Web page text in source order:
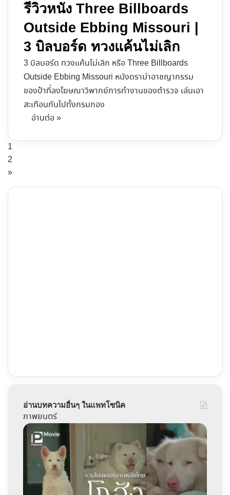
รีวิวหนัง Three Billboards
Outside Ebbing Missouri |
3 บิลบอร์ด ทวงแค้นไม่เลิก
3 บิลบอร์ด ทวงแค้นไม่เลิก หรือ Three Billboards
Outside Ebbing Missouri หนังดราม่าอาชญากรรม
ของป้าที่ลงโฆษณาวิพากย์การทำงานของตำรวจ เล่นเอา
สะเทือนกันไปทั้งกรมกอง
อ่านต่อ »
1
2
»
อ่านบทความอื่นๆ ในแพทโซนิค
ภาพยนตร์